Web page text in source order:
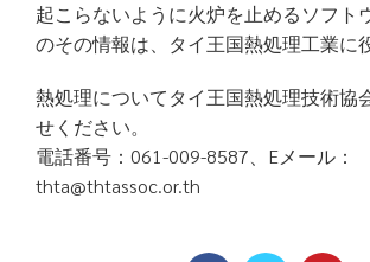
起こらないように火炉を止めるソフト
のその情報は、タイ王国熱処理工業に
熱処理についてタイ王国熱処理技術協
せください。
電話番号：061-009-8587、Eメール：
thta@thtassoc.or.th